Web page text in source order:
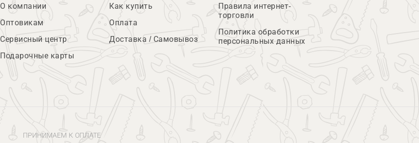
О компании
Оптовикам
Сервисный центр
Подарочные карты
Как купить
Оплата
Доставка / Самовывоз
Правила интернет-
торговли
Политика обработки
персональных данных
ПРИНИМАЕМ К ОПЛАТЕ